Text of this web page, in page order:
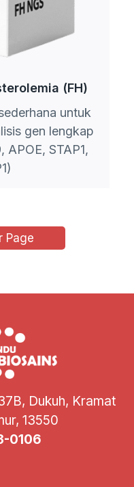
(FH)
untuk
gen lengkap
APOE, STAP1,
Page
Dukuh, Kramat
13550
0106